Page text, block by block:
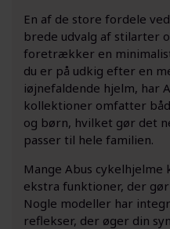
En af de store fordele
brede udvalg af stilarter
foretrækker en
du er på udkig efter en
iøjnefaldende hjelm, har
kollektioner omfatter
og børn, hvilket gør det
passer til hele familien.
Mange Abus cykelhjelme
ekstra funktioner, der
Nogle modeller har
reflekser, der øger din